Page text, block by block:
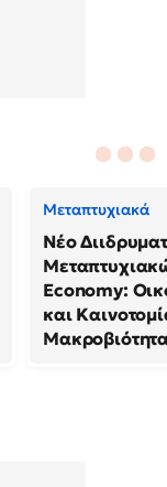
Μεταπτυχιακά
Νέο
Economy:
και